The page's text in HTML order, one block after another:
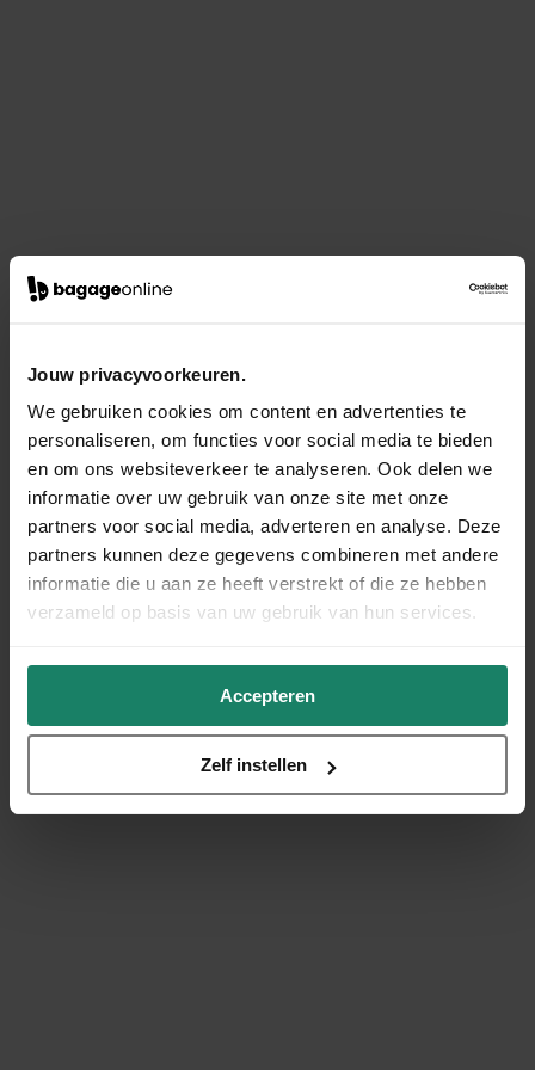
Jouw privacyvoorkeuren.
We gebruiken cookies om content en advertenties te
personaliseren, om functies voor social media te bieden
en om ons websiteverkeer te analyseren. Ook delen we
informatie over uw gebruik van onze site met onze
partners voor social media, adverteren en analyse. Deze
partners kunnen deze gegevens combineren met andere
informatie die u aan ze heeft verstrekt of die ze hebben
verzameld op basis van uw gebruik van hun services.
Accepteren
Zelf instellen